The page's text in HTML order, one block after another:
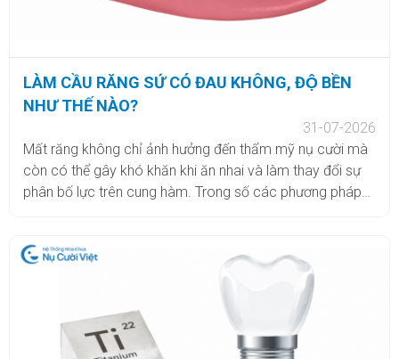
LÀM CẦU RĂNG SỨ CÓ ĐAU KHÔNG, ĐỘ BỀN
NHƯ THẾ NÀO?
31-07-2026
Mất răng không chỉ ảnh hưởng đến thẩm mỹ nụ cười mà
còn có thể gây khó khăn khi ăn nhai và làm thay đổi sự
phân bố lực trên cung hàm. Trong số các phương pháp
thời gian thực hiện tương đối nhanh và chi phí thường thấp
hàng vẫn băn khoăn cầu răng sứ có đau không, thực hiện
có gây ê buốt hay không và cầu răng sứ có thể sử dụng
trong bao lâu. Theo dõi bài viết dưới đây để có được lời